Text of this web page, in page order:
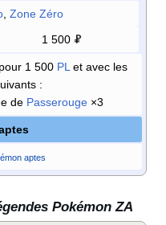
, Zone Zéro
1 500
pour 1 500 PL et avec les
:
de Passerouge ×3
aptes
Pokémon ZA